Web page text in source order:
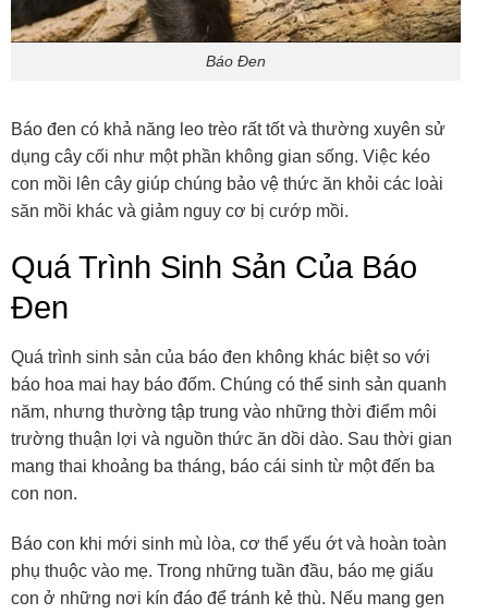
Báo Đen
Báo đen có khả năng leo trèo rất tốt và thường xuyên sử
dụng cây cối như một phần không gian sống. Việc kéo
con mồi lên cây giúp chúng bảo vệ thức ăn khỏi các loài
săn mồi khác và giảm nguy cơ bị cướp mồi.
Quá Trình Sinh Sản Của Báo
Đen
Quá trình sinh sản của báo đen không khác biệt so với
báo hoa mai hay báo đốm. Chúng có thể sinh sản quanh
năm, nhưng thường tập trung vào những thời điểm môi
trường thuận lợi và nguồn thức ăn dồi dào. Sau thời gian
mang thai khoảng ba tháng, báo cái sinh từ một đến ba
con non.
Báo con khi mới sinh mù lòa, cơ thể yếu ớt và hoàn toàn
phụ thuộc vào mẹ. Trong những tuần đầu, báo mẹ giấu
con ở những nơi kín đáo để tránh kẻ thù. Nếu mang gen